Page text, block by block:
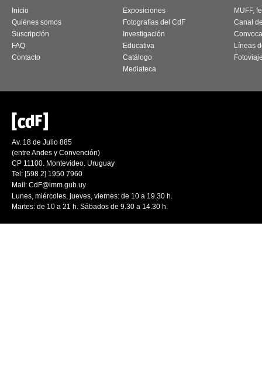
Inicio
Quiénes somos
Suscripción
FAQ
Contacto
Exposiciones
Fotografías del CdF
Investigación
Educativa
Catálogo
Mediateca
MUFF,
Canal
Líneas
Av. 18 de Julio 885
(entre Andes y Convención)
CP 11100. Montevideo. Uruguay
Tel: [598 2] 1950 7960
Mail: CdF@imm.gub.uy
Lunes, miércoles, jueves, viernes: de 10 a 19.30 h.
Martes: de 10 a 21 h. Sábados de 9.30 a 14.30 h.